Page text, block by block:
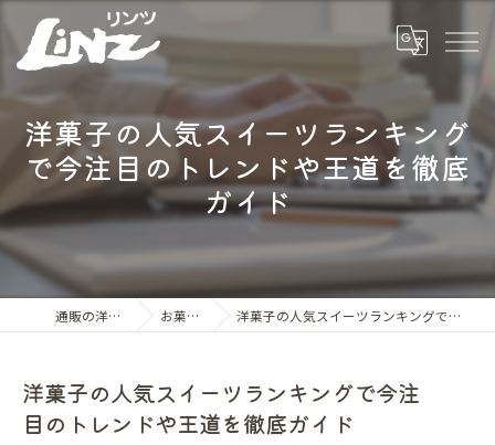
洋菓子の人気スイーツランキング
で今注目のトレンドや王道を徹底
ガイド
通販の洋菓子ならLiNZ お菓子の世界 洋菓子の人気スイーツランキングで今注目のトレンドや王道を徹底ガイド
洋菓子の人気スイーツランキングで今注
目のトレンドや王道を徹底ガイド